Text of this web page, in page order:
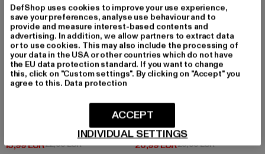
Heavy Oversized
15,99 EUR
Derzeitiger Preis: 15,99 EUR
22,99 EURAktionspreis: 22,99 EUR
MERCHCODE
20,99 EUR
Derzeitiger Preis: 20,99 EUR
29,99 EURAktionspreis:
DefShop uses cookies to improve your use experience,
save your preferences, analyse use behaviour and to
provide and measure interest-based contents and
advertising. In addition, we allow partners to extract data
or to use cookies. This may also include the processing of
your data in the USA or other countries which do not have
the EU data protection standard. If you want to change
this, click on "Custom settings". By clicking on "Accept" you
agree to this. Data protection
INDIVIDUAL SETTINGS
ACCEPT